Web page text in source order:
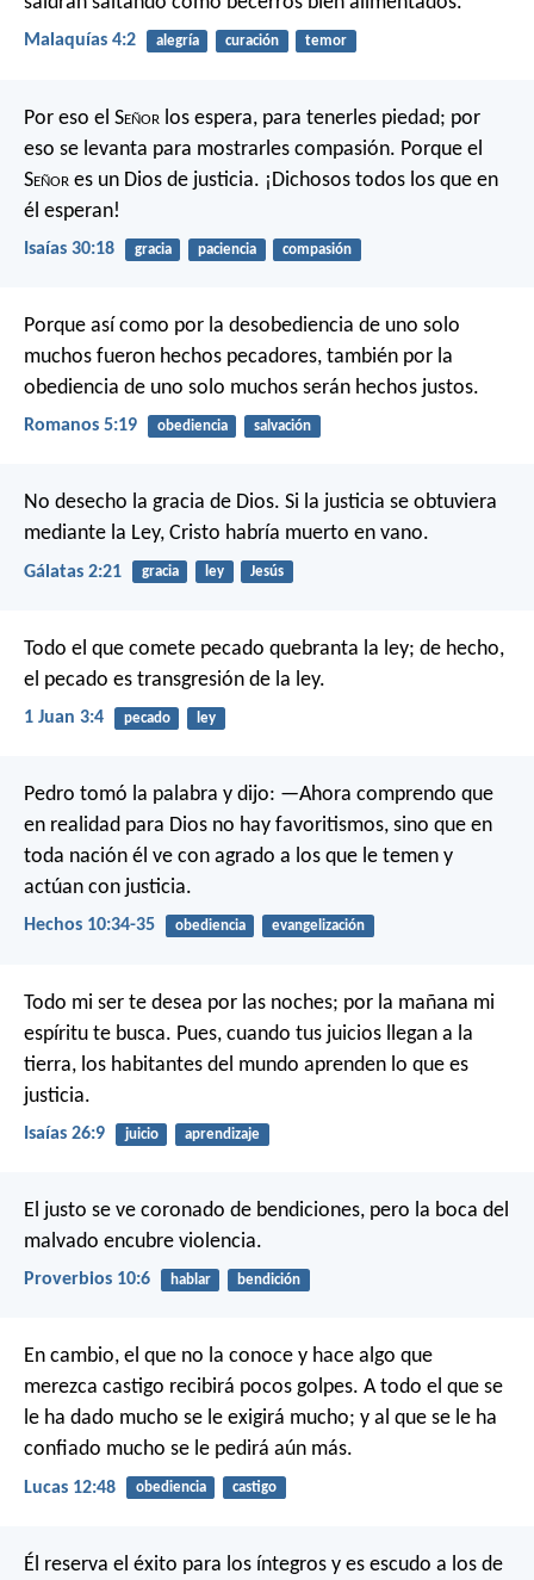
Malaquías 4:2 alegría curación temor
Por eso el Señor los espera, para tenerles piedad; por
eso se levanta para mostrarles compasión. Porque el
Señor es un Dios de justicia. ¡Dichosos todos los que en
él esperan!
Isaías 30:18 gracia paciencia compasión
Porque así como por la desobediencia de uno solo
muchos fueron hechos pecadores, también por la
obediencia de uno solo muchos serán hechos justos.
Romanos 5:19 obediencia salvación
No desecho la gracia de Dios. Si la justicia se obtuviera
mediante la Ley, Cristo habría muerto en vano.
Gálatas 2:21 gracia ley Jesús
Todo el que comete pecado quebranta la ley; de hecho,
el pecado es transgresión de la ley.
1 Juan 3:4 pecado ley
Pedro tomó la palabra y dijo: —Ahora comprendo que
en realidad para Dios no hay favoritismos, sino que en
toda nación él ve con agrado a los que le temen y
actúan con justicia.
Hechos 10:34-35 obediencia evangelización
Todo mi ser te desea por las noches; por la mañana mi
espíritu te busca. Pues, cuando tus juicios llegan a la
tierra, los habitantes del mundo aprenden lo que es
justicia.
Isaías 26:9 juicio aprendizaje
El justo se ve coronado de bendiciones, pero la boca del
malvado encubre violencia.
Proverbios 10:6 hablar bendición
En cambio, el que no la conoce y hace algo que
merezca castigo recibirá pocos golpes. A todo el que se
le ha dado mucho se le exigirá mucho; y al que se le ha
confiado mucho se le pedirá aún más.
Lucas 12:48 obediencia castigo
Él reserva el éxito para los íntegros y es escudo a los de